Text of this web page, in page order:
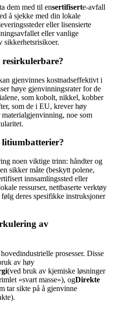
dem med til ensertifiserte-avfall
å sjekke med din lokale
eller lisensierte
eller vanlige
sikkerhetsrisikoer.
gjenvinnes kostnadseffektivt i
høye gjenvinningsrater for de
som kobolt, nikkel, kobber
som de i EU, krever høy
noe som
noen viktige trinn: håndter og
sikker måte (beskytt polene,
innsamlingssted eller
ressurser, nettbaserte verktøy
deres spesifikke instruksjoner
av
prosesser. Disse
av høy
(ved bruk av kjemiske løsninger
«svart masse»), ogDirekte
tar sikte på å gjenvinne